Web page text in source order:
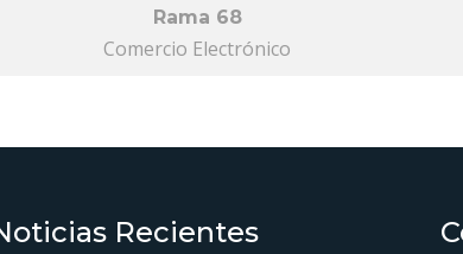
Rama 68
Comercio Electrónico
Recientes